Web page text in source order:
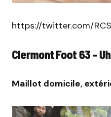
https://twitter.com/
Clermont Foot 63 –
Maillot domicile,